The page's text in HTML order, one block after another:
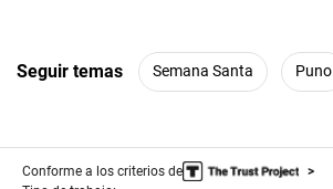
Seguir temas Semana Santa Puno
Conforme a los criterios de